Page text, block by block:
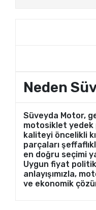
Neden
Süveyda Motor,
motosiklet yedek
kaliteyi öncelikli
parçaları
en doğru seçimi
Uygun fiyat
anlayışımızla,
ve ekonomik